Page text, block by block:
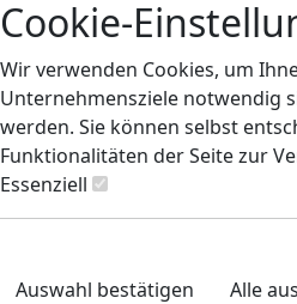
Cookie-
Wir verwenden Cookies, um
Unternehmensziele notwendig
werden. Sie können selbst
Funktionalitäten der Seite zur
Essenziell
Auswahl bestätigen
Alle